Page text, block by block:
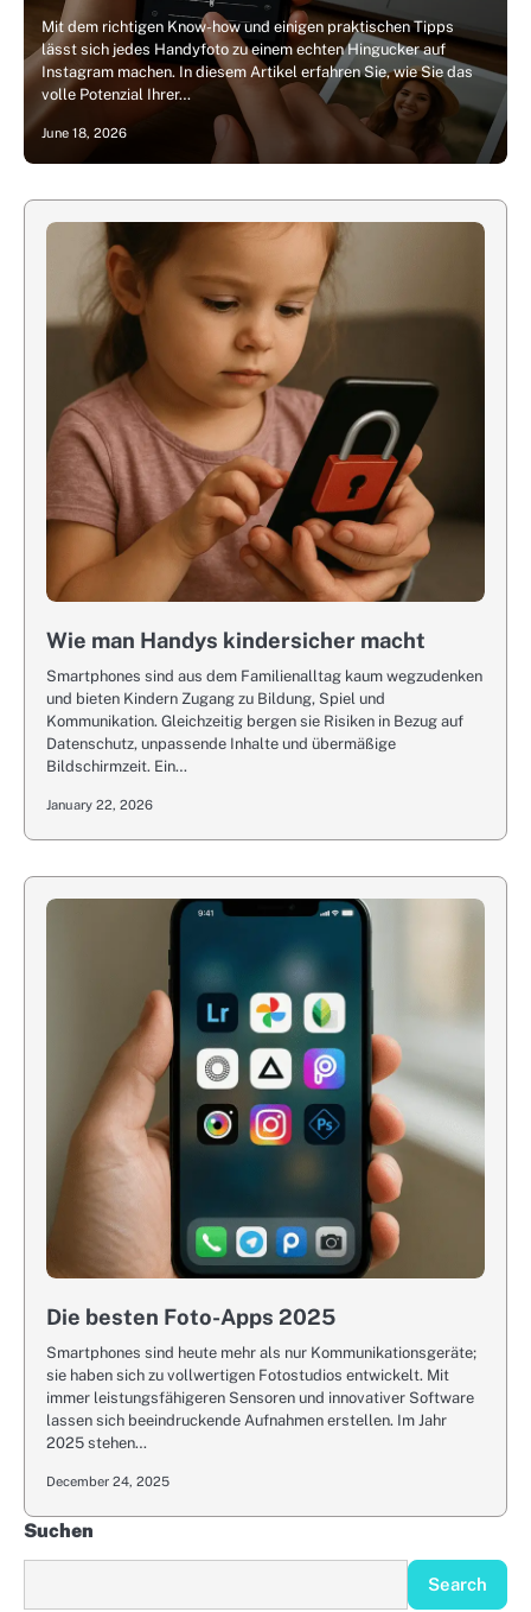
Mit dem richtigen Know-how und einigen praktischen Tipps
lässt sich jedes Handyfoto zu einem echten Hingucker auf
Instagram machen. In diesem Artikel erfahren Sie, wie Sie das
volle Potenzial Ihrer…
June 18, 2026
Wie man Handys kindersicher macht
Smartphones sind aus dem Familienalltag kaum wegzudenken
und bieten Kindern Zugang zu Bildung, Spiel und
Kommunikation. Gleichzeitig bergen sie Risiken in Bezug auf
Datenschutz, unpassende Inhalte und übermäßige
Bildschirmzeit. Ein…
January 22, 2026
Die besten Foto-Apps 2025
Smartphones sind heute mehr als nur Kommunikationsgeräte;
sie haben sich zu vollwertigen Fotostudios entwickelt. Mit
immer leistungsfähigeren Sensoren und innovativer Software
lassen sich beeindruckende Aufnahmen erstellen. Im Jahr
2025 stehen…
December 24, 2025
Suchen
Search